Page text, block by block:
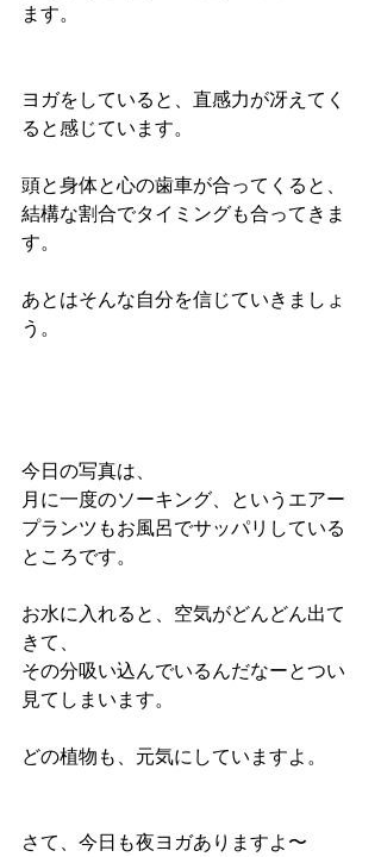
ます。
ヨガをしていると、直感力が冴えてく
ると感じています。
頭と身体と心の歯車が合ってくると、
結構な割合でタイミングも合ってきま
す。
あとはそんな自分を信じていきましょ
う。
今日の写真は、
月に一度のソーキング、というエアー
プランツもお風呂でサッパリしている
ところです。
お水に入れると、空気がどんどん出て
きて、
その分吸い込んでいるんだなーとつい
見てしまいます。
どの植物も、元気にしていますよ。
さて、今日も夜ヨガありますよ〜